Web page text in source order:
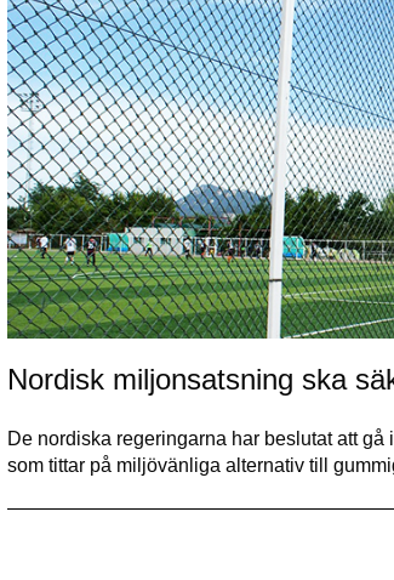
Nordisk miljonsatsning ska
De nordiska regeringarna har beslutat att
som tittar på miljövänliga alternativ till